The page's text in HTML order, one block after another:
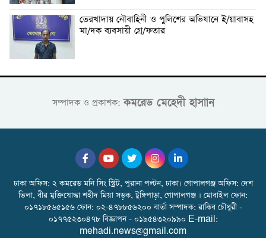
তেরখাদায় নৌবাহিনী ও পুলিশের অভিযানে ই/য়াবাসহ
মা/দক ব্যবসায়ী গ্রে/ফতার
সম্পাদক ও প্রকাশক:কমরেড মেহেদী হাসাান
ঢাকা অফিস: ২ কমরেড মনি সিং স্ট্রিট, পুরানা পল্টন, ঢাকা। গোপালগঞ্জ অফিস: দেশ
ভিলা, বীর মুক্তিযোদ্ধা শহীদ মিয়া সড়ক, টুঙ্গিপাড়া, গোপালগঞ্জ । মোবাইল ফোন:
০১৭১৮৫৬৫১৫৬ ফোন: ০২-৪৭৮৮৫৬২০০ বার্তা সম্পাদক: রাকিব চৌধুরী -
০১৭৭৫২৩০৪৭৮ বিজ্ঞাপন - ০১৯৫৪৩২০৯৯০ E-mail:
mehadi.news@gmail.com